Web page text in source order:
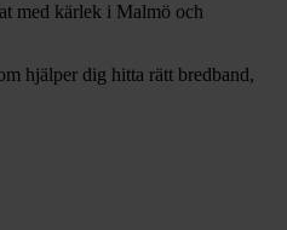
med kärlek i Malmö och
hjälper dig hitta rätt bredband,